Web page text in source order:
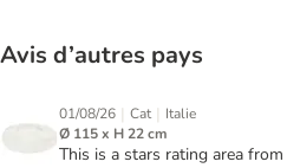
Avis d’autres pays
01/08/26 | Cat | Italie
Ø 115 x H 22 cm
This is a stars rating area